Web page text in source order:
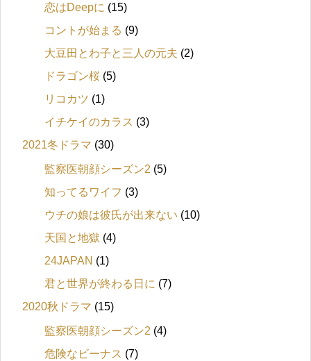
恋はDeepに (15)
コントが始まる (9)
大豆田とわ子と三人の元夫 (2)
ドラゴン桜 (5)
リコカツ (1)
イチケイのカラス (3)
2021冬ドラマ (30)
監察医朝顔シーズン2 (5)
知ってるワイフ (3)
ウチの娘は彼氏が出来ない (10)
天国と地獄 (4)
24JAPAN (1)
君と世界が終わる日に (7)
2020秋ドラマ (15)
監察医朝顔シーズン2 (4)
危険なビーナス (7)